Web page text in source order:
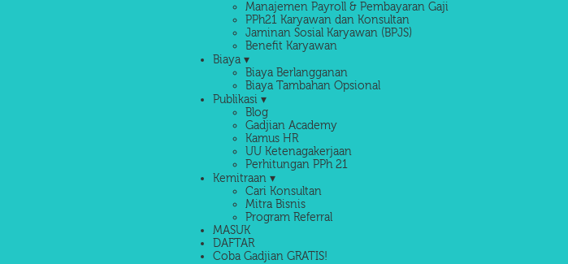
Manajemen Payroll & Pembayaran Gaji
PPh21 Karyawan dan Konsultan
Jaminan Sosial Karyawan (BPJS)
Benefit Karyawan
Biaya ▾
Biaya Berlangganan
Biaya Tambahan Opsional
Publikasi ▾
Blog
Gadjian Academy
Kamus HR
UU Ketenagakerjaan
Perhitungan PPh 21
Kemitraan ▾
Cari Konsultan
Mitra Bisnis
Program Referral
MASUK
DAFTAR
Coba Gadjian GRATIS!